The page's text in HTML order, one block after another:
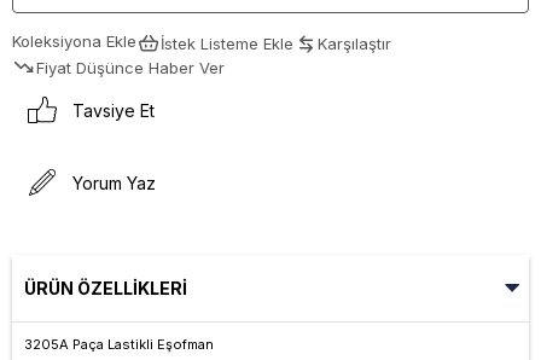
Koleksiyona Ekle İstek Listeme Ekle
Karşılaştır
Fiyat Düşünce Haber Ver
Tavsiye Et
Yorum Yaz
ÜRÜN ÖZELLIKLERI
3205A Paça Lastikli Eşofman